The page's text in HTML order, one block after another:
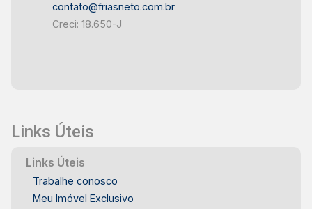
contato@friasneto.com.br
Creci: 18.650-J
Links Úteis
Links Úteis
Trabalhe conosco
Meu Imóvel Exclusivo